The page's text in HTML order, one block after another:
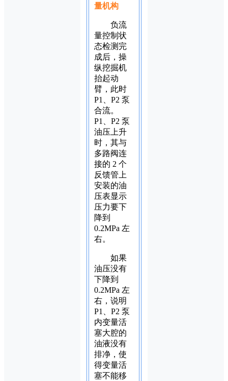
量机构
负流
量控制状
态检测完
成后，操
纵挖掘机
抬起动
臂，此时
P1、P2 泵
合流。
P1、P2 泵
油压上升
时，其与
多路阀连
接的 2 个
反馈管上
安装的油
压表显示
压力要下
降到
0.2MPa 左
右。
如果
油压没有
下降到
0.2MPa 左
右，说明
P1、P2 泵
内变量活
塞大腔的
油液没有
排净，使
得变量活
塞不能移